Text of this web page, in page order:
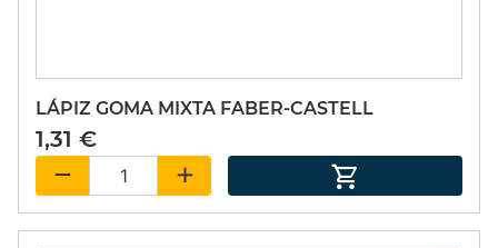
LÁPIZ GOMA MIXTA FABER-CASTELL
1,31 €